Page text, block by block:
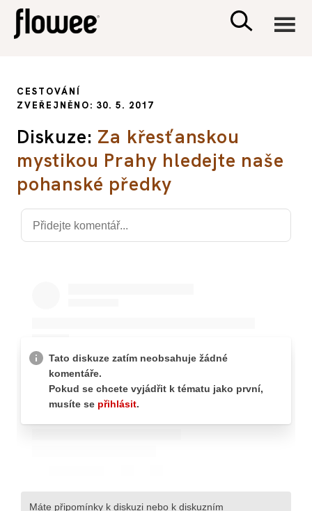
PSYCHOLOGIE
SEX A VZTAHY
CESTOVÁNÍ
ZVEŘEJNĚNO: 30. 5. 2017
Diskuze: Za křesťanskou
mystikou Prahy hledejte naše
pohanské předky